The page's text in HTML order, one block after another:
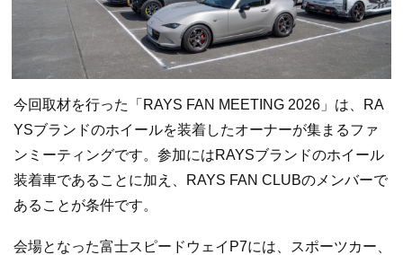
今回取材を行った「RAYS FAN MEETING 2026」は、RA
YSブランドのホイールを装着したオーナーが集まるファ
ンミーティングです。参加にはRAYSブランドのホイール
装着車であることに加え、RAYS FAN CLUBのメンバーで
あることが条件です。
会場となった富士スピードウェイP7には、スポーツカー、